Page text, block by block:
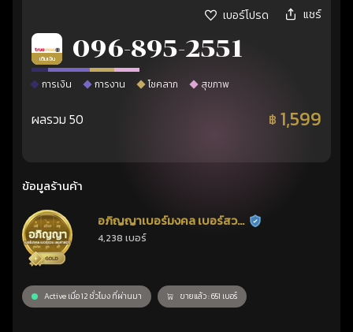
เบอร์โปรด แชร์
เติมเงิน 096-895-2551
การเงิน การงาน โชคลาภ สุขภาพ
ผลรวม 50 ฿ 1,599
ข้อมูลร้านค้า
อภิญญาเบอร์มงคล เบอร์สวย
เลขศาสตร์
ร้านยืนยันแล้ว
4,238 เบอร์
Active เมื่อ 12 ชั่วโมง ที่ผ่านมา ขายแล้ว : 651 เบอร์